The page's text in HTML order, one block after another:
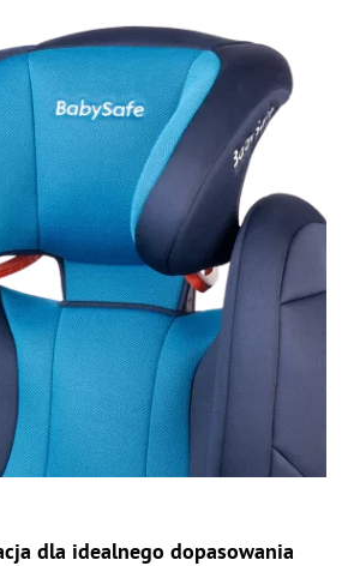
dla idealnego dopasowania